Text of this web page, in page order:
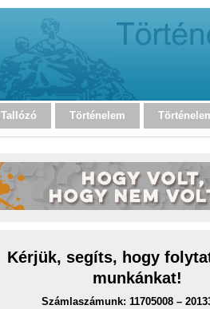
Tallózó Történelem
Kérjük, segíts, hogy
munkánkat!
Számlaszámunk: 11705008 –